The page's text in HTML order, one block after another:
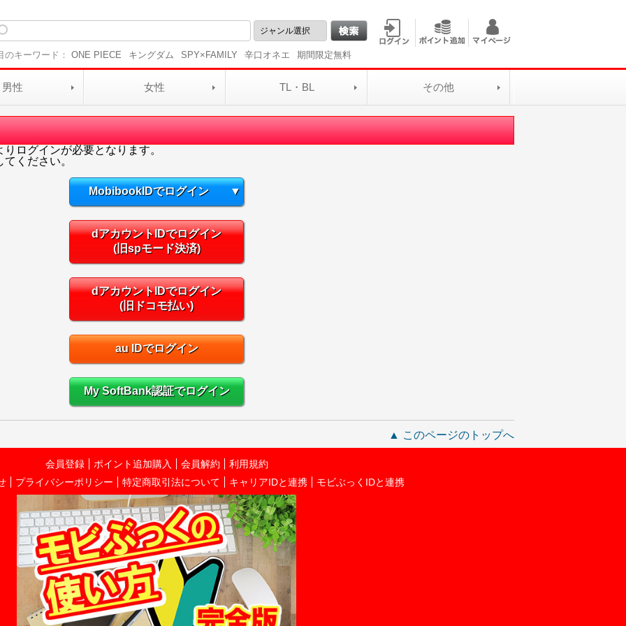
のキーワード： ONE PIECE キングダム SPY×FAMILY 辛口オネエ 期間限定無料
男性 女性 TL・BL その他
ログインが必要となります。
ください。
MobibookIDでログイン ▼
dアカウントIDでログイン
(旧spモード決済)
dアカウントIDでログイン
(旧ドコモ払い)
au IDでログイン
My SoftBank認証でログイン
▲ このページのトップへ
会員登録 ポイント追加購入 会員解約
利用規約
プライバシーポリシー 特定商取引法について キャリアIDと連携 モビぶっくIDと連携